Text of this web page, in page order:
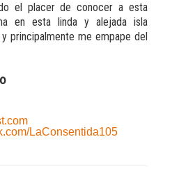
el placer de conocer a esta
en esta linda y alejada isla
principalmente me empape del
LaConsentida105